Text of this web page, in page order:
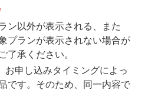
ン以外が表示される、また
プランが表示されない場合が
了承ください。
お申し込みタイミングによっ
です。そのため、同一内容で